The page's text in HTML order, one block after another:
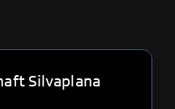
Silvaplana